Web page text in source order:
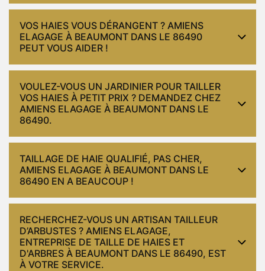
VOS HAIES VOUS DÉRANGENT ? AMIENS
ELAGAGE À BEAUMONT DANS LE 86490
PEUT VOUS AIDER !
VOULEZ-VOUS UN JARDINIER POUR TAILLER
VOS HAIES À PETIT PRIX ? DEMANDEZ CHEZ
AMIENS ELAGAGE À BEAUMONT DANS LE
86490.
TAILLAGE DE HAIE QUALIFIÉ, PAS CHER,
AMIENS ELAGAGE À BEAUMONT DANS LE
86490 EN A BEAUCOUP !
RECHERCHEZ-VOUS UN ARTISAN TAILLEUR
D’ARBUSTES ? AMIENS ELAGAGE,
ENTREPRISE DE TAILLE DE HAIES ET
D'ARBRES À BEAUMONT DANS LE 86490, EST
À VOTRE SERVICE.